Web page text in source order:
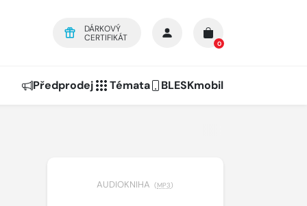
DÁRKOVÝ
CERTIFIKÁT
0
Předprodej Témata BLESKmobil
AUDIOKNIHA (MP3)